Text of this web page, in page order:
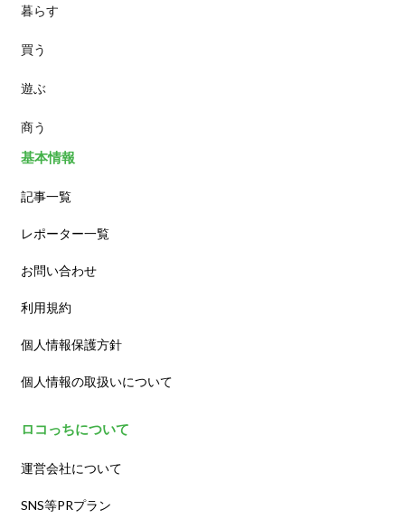
スイーツ
ランチ
カフェ
暮らす
買う
遊ぶ
商う
基本情報
記事一覧
レポーター一覧
お問い合わせ
利用規約
個人情報保護方針
個人情報の取扱いについて
ロコっちについて
運営会社について
SNS等PRプラン